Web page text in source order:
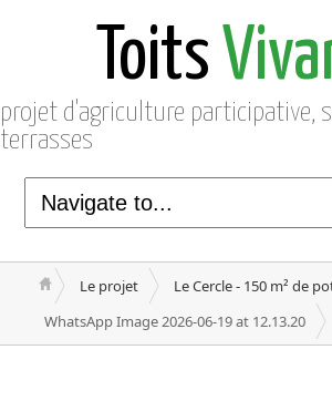
Toits
projet d'agriculture participative,
terrasses
Le projet
Le Cercle - 150 m² de
WhatsApp Image 2026-06-19 at 12.13.20